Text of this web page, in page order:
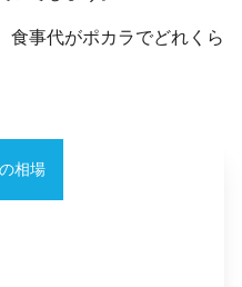
食事代がポカラでどれくら
相場